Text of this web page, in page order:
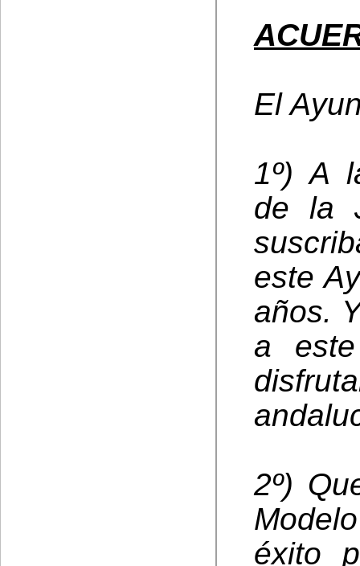
El
1º) A
de la
este
años.
a
2º)
éxito